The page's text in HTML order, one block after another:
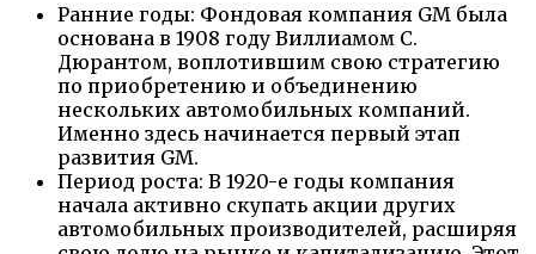
Ранние годы: Фондовая компания GM была
основана в 1908 году Виллиамом С.
Дюрантом, воплотившим свою стратегию
по приобретению и объединению
нескольких автомобильных компаний.
Именно здесь начинается первый этап
развития GM.
Период роста: В 1920-е годы компания
начала активно скупать акции других
автомобильных производителей, расширяя